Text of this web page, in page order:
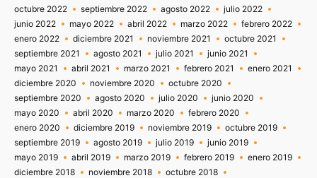
octubre 2022
septiembre 2022 agosto 2022
julio 2022
junio 2022
mayo 2022 abril 2022 marzo 2022
febrero 2022
enero 2022
diciembre 2021 noviembre 2021
octubre 2021
septiembre 2021
agosto 2021 julio 2021
junio 2021
mayo 2021
abril 2021 marzo 2021 febrero 2021
enero 2021
diciembre 2020
noviembre 2020
octubre 2020
septiembre 2020
agosto 2020 julio 2020
junio 2020
mayo 2020
abril 2020 marzo 2020
febrero 2020
enero 2020
diciembre 2019 noviembre 2019
octubre 2019
septiembre 2019
agosto 2019 julio 2019
junio 2019
mayo 2019
abril 2019 marzo 2019 febrero 2019
enero 2019
diciembre 2018
noviembre 2018
octubre 2018